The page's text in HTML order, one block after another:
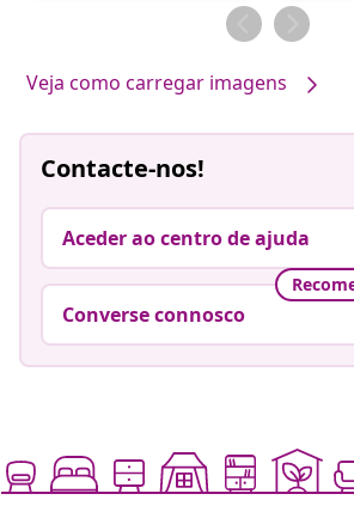
por
Veja como carregar imagens
Contacte-nos!
Aceder ao centro de ajuda
Converse connosco